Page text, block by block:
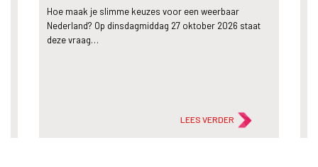
Hoe maak je slimme keuzes voor een weerbaar
Nederland? Op dinsdagmiddag 27 oktober 2026 staat
deze vraag…
LEES VERDER